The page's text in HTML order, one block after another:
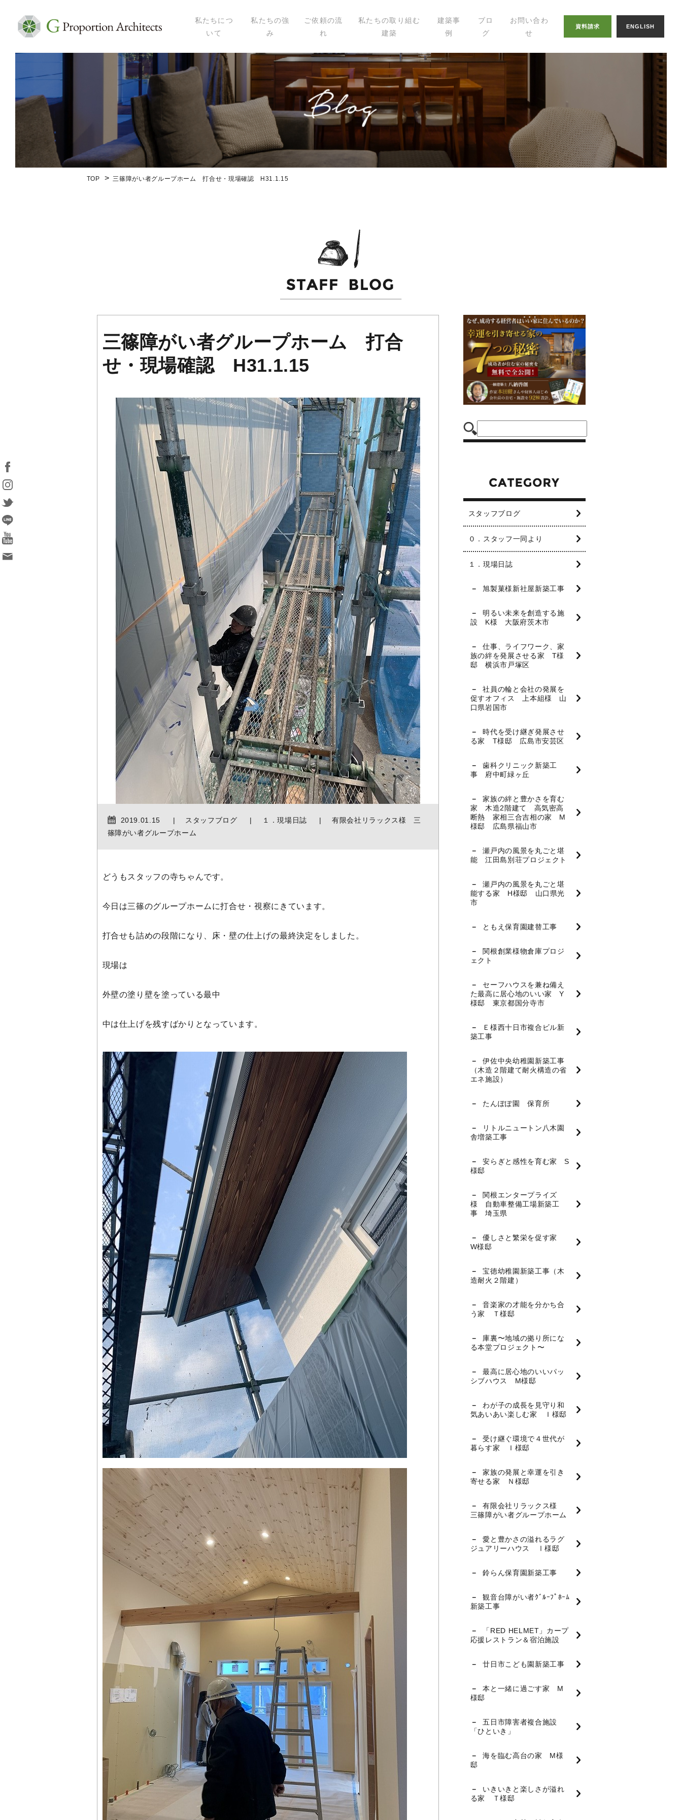
私たちにつ
いて
私たちについて
代表プロフィール
セミナー・講演
メディア掲載
会社概要
私たちの強
み
ご依頼の流
れ
私たちの取り組む
建築
建築事
例
ブロ
グ
幸せの家づくりの
八納ブログ
スタッフグログ
お問い合わ
せ
資料請求 ENGLISH
TOP 三篠障がい者グループホーム 打合せ・現場確認 H31.1.15
三篠障がい者グループホーム 打合
せ・現場確認 H31.1.15
2019.01.15 スタッフブログ １．現場日誌
有限会社リラックス様 三
篠障がい者グループホーム
どうもスタッフの寺ちゃんです。
今日は三篠のグループホームに打合せ・視察にきています。
打合せも詰めの段階になり、床・壁の仕上げの最終決定をしました。
現場は
外壁の塗り壁を塗っている最中
中は仕上げを残すばかりとなっています。
スタッフブログ
０．スタッフ一同より
１．現場日誌
旭製菓様新社屋新築工事
明るい未来を創造する施
設 K様 大阪府茨木市
仕事、ライフワーク、家
族の絆を発展させる家 T様
邸 横浜市戸塚区
社員の輪と会社の発展を
促すオフィス 上本組様 山
口県岩国市
時代を受け継ぎ発展させ
る家 T様邸 広島市安芸区
歯科クリニック新築工
事 府中町緑ヶ丘
家族の絆と豊かさを育む
家 木造2階建て 高気密高
断熱 家相三合吉相の家 M
様邸 広島県福山市
瀬戸内の風景を丸ごと堪
能 江田島別荘プロジェクト
瀬戸内の風景を丸ごと堪
能する家 H様邸 山口県光
市
ともえ保育園建替工事
関根創業様物倉庫プロジ
ェクト
セーフハウスを兼ね備え
た最高に居心地のいい家 Y
様邸 東京都国分寺市
Ｅ様西十日市複合ビル新
築工事
伊佐中央幼稚園新築工事
（木造２階建て耐火構造の省
エネ施設）
たんぽぽ園 保育所
リトルニュートン八木園
舎増築工事
安らぎと感性を育む家 S
様邸
関根エンタープライズ
様 自動車整備工場新築工
事 埼玉県
優しさと繁栄を促す家
W様邸
宝徳幼稚園新築工事（木
造耐火２階建）
音楽家の才能を分かち合
う家 Ｔ様邸
庫裏〜地域の拠り所にな
る本堂プロジェクト〜
最高に居心地のいいパッ
シブハウス M様邸
わが子の成長を見守り和
気あいあい楽しむ家 Ｉ様邸
受け継ぐ環境で４世代が
暮らす家 Ｉ様邸
家族の発展と幸運を引き
寄せる家 Ｎ様邸
有限会社リラックス様
三篠障がい者グループホーム
愛と豊かさの溢れるラグ
ジュアリーハウス Ⅰ様邸
鈴らん保育園新築工事
観音台障がい者ｸﾞﾙｰﾌﾟﾎｰﾑ
新築工事
「RED HELMET」カープ
応援レストラン＆宿泊施設
廿日市こども園新築工事
本と一緒に過ごす家 M
様邸
五日市障害者複合施設
「ひといき」
海を臨む高台の家 M様
邸
いきいきと楽しさが溢れ
る家 Ｔ様邸